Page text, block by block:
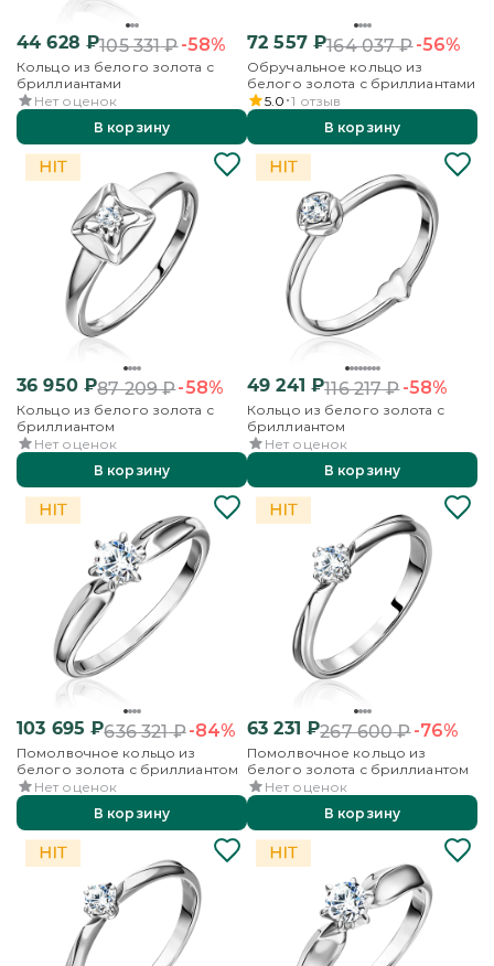
44 628 ₽105 331₽-58%
Кольцо из белого золота с
бриллиантами
Нет оценок
В корзину
72 557₽164 037₽-56%
Обручальное кольцо из
белого золота с бриллиантами
5.0 1 отзыв
В корзину
36 950₽87 209₽-58%
Кольцо из белого золота с
бриллиантом
Нет оценок
В корзину
49 241 ₽116 217₽-58%
Кольцо из белого золота с
бриллиантом
Нет оценок
В корзину
103 695 ₽636 321₽-84%
Помолвочное кольцо из
белого золота с бриллиантом
Нет оценок
В корзину
63 231 ₽267 600₽-76%
Помолвочное кольцо из
белого золота с бриллиантом
Нет оценок
В корзину